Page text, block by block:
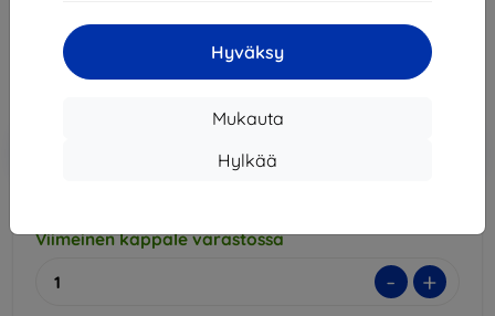
Hyväksy
Mukauta
Hylkää
14,31 €
Hinta ilman ALV:tä11,54 €
Viimeinen kappale varastossa
- +